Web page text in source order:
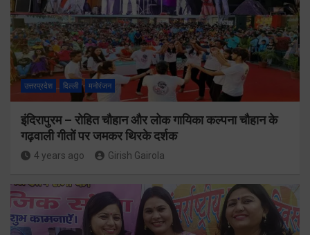
उत्तरप्रदेश दिल्ली मनोरंजन
इंदिरापुरम – रोहित चौहान और लोक गायिका कल्पना चौहान के
गढ़वाली गीतों पर जमकर थिरके दर्शक
4 years ago Girish Gairola